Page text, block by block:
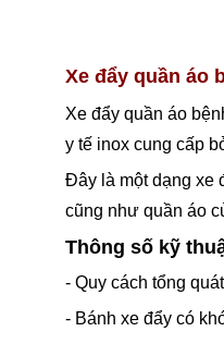
Xe đẩy quần áo
Xe đẩy quần áo
y tế inox cung cấp
Đây là một dạng xe
cũng như quần áo
Thông số kỹ
- Quy cách tổng
- Bánh xe đẩy có